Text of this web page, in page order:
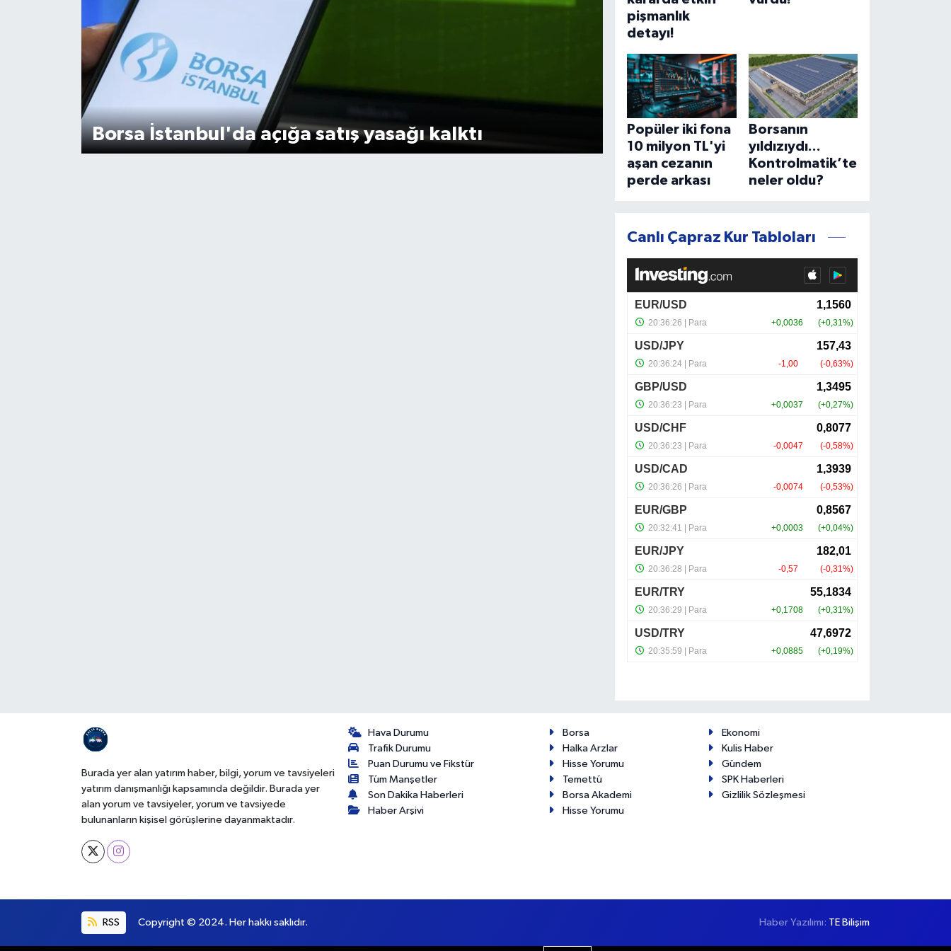
Borsa İstanbul'da açığa satış yasağı kalktı
pişmanlık
detayı!
Popüler iki fona
10 milyon TL'yi
aşan cezanın
perde arkası
Borsanın
yıldızıydı...
Kontrolmatik’te
neler oldu?
Canlı Çapraz Kur Tabloları
Burada yer alan yatırım haber, bilgi, yorum ve tavsiyeleri
yatırım danışmanlığı kapsamında değildir. Burada yer
alan yorum ve tavsiyeler, yorum ve tavsiyede
bulunanların kişisel görüşlerine dayanmaktadır.
Hava Durumu
Trafik Durumu
Puan Durumu ve Fikstür
Tüm Manşetler
Son Dakika Haberleri
Haber Arşivi
Borsa
Ekonomi
Halka Arzlar
Kulis Haber
Hisse Yorumu
Gündem
Temettü
SPK Haberleri
Borsa Akademi
Gizlilik Sözleşmesi
Hisse Yorumu
RSS Copyright © 2024. Her hakkı saklıdır. Haber Yazılımı: TE Bilişim